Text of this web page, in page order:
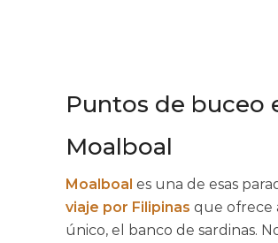
Puntos de buceo
Moalboal
Moalboal es una de esas
viaje por Filipinas que ofrece
único, el banco de sardinas.